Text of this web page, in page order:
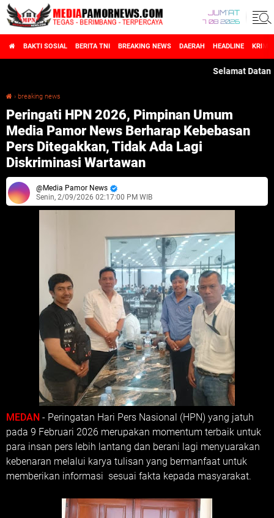
JUM'AT
7 08 2026
BAKTI SOSIAL BERITA TNI BREAKING NEWS DAERAH HEADLINE
Selamat Datang di
› breaking news
Peringati HPN 2026, Pimpinan Umum
Media Pamor News Berharap Kebebasan
Pers Ditegakkan, Tidak Ada Lagi
Diskriminasi Wartawan ‎
Media Pamor News
Senin, 2/09/2026 02:17:00 PM WIB
MEDAN - Peringatan Hari Pers Nasional (HPN) yang jatuh
pada 9 Februari 2026 merupakan momentum terbaik untuk
para insan pers lebih lantang dan berani lagi menyuarakan
kebenaran melalui karya tulisan yang bermanfaat untuk
memberikan informasi sesuai fakta kepada masyarakat.